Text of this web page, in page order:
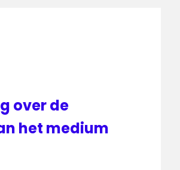
over de
het medium